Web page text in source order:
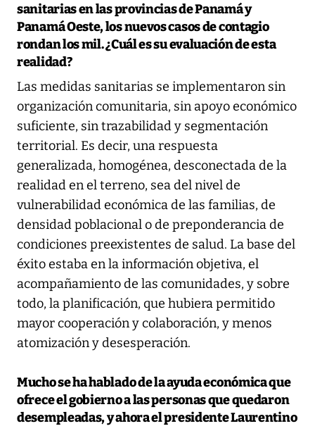
sanitarias en las provincias de Panamá y
Panamá Oeste, los nuevos casos de contagio
rondan los mil. ¿Cuál es su evaluación de esta
realidad?
Las medidas sanitarias se implementaron sin
organización comunitaria, sin apoyo económico
suficiente, sin trazabilidad y segmentación
territorial. Es decir, una respuesta
generalizada, homogénea, desconectada de la
realidad en el terreno, sea del nivel de
vulnerabilidad económica de las familias, de
densidad poblacional o de preponderancia de
condiciones preexistentes de salud. La base del
éxito estaba en la información objetiva, el
acompañamiento de las comunidades, y sobre
todo, la planificación, que hubiera permitido
mayor cooperación y colaboración, y menos
atomización y desesperación.
Mucho se ha hablado de la ayuda económica que
ofrece el gobierno a las personas que quedaron
desempleadas, y ahora el presidente Laurentino